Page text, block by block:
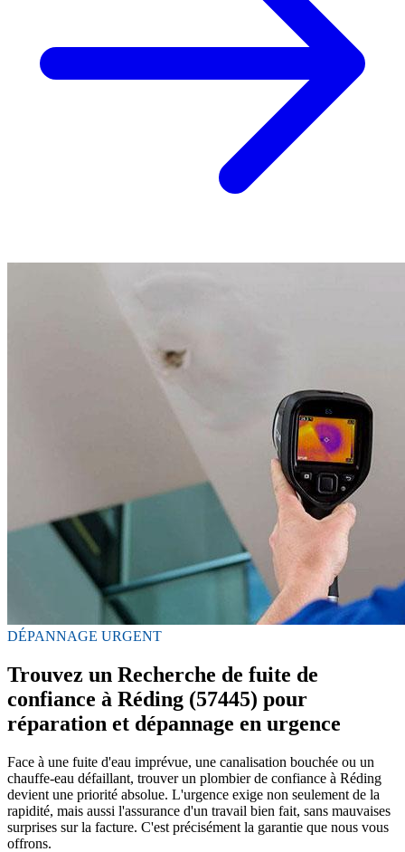
DÉPANNAGE URGENT
Trouvez un Recherche de fuite de
confiance à Réding (57445) pour
réparation et dépannage en urgence
Face à une fuite d'eau imprévue, une canalisation bouchée ou un
chauffe-eau défaillant, trouver un plombier de confiance à Réding
devient une priorité absolue. L'urgence exige non seulement de la
rapidité, mais aussi l'assurance d'un travail bien fait, sans mauvaises
surprises sur la facture. C'est précisément la garantie que nous vous
offrons.